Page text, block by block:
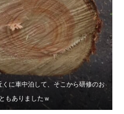
に車中泊して、そこから研修のお
もありましたｗ